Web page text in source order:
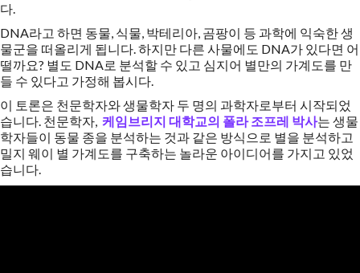
다.
DNA라고 하면 동물, 식물, 박테리아, 곰팡이 등 과학에 익숙한 생
물군을 떠올리게 됩니다. 하지만 다른 사물에도 DNA가 있다면 어
떨까요? 별도 DNA로 분석할 수 있고 심지어 별만의 가계도를 만
들 수 있다고 가정해 봅시다.
이 토론은 천문학자와 생물학자 두 명의 과학자로부터 시작되었
습니다. 천문학자, 케임브리지 대학교의 폴라 조프레 박사는 생물
학자들이 동물 종을 분석하는 것과 같은 방식으로 별을 분석하고
밀지 웨이 별 가계도를 구축하는 놀라운 아이디어를 가지고 있었
습니다.